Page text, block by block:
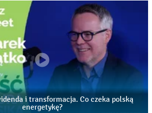
odcinek porusza
00:00 – wstęp i zapowiedź rozmowy,
roku w Grupie Enea – wyniki
oraz najważniejsze sukcesy, 03:07 –
2026 roku: wpływ zimy, cen energii i
działalności na rezultaty
transformacja energetyczna to dziś
dla sektora, jak zmienił się rynek po
dlaczego Polska potrzebuje
i transformacja. Co czeka polską
energetykę?